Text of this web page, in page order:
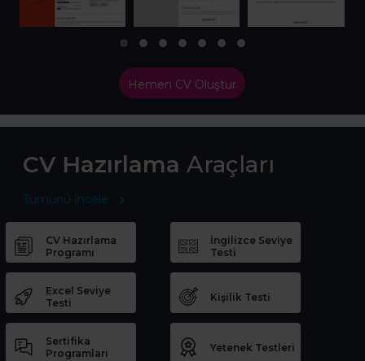
Hemen CV Oluştur
CV Hazırlama Araçları
Tümünü İncele
CV Hazırlama
Programı
İngilizce Seviye
Testi
Excel Seviye
Testi
Kişilik Testi
Sertifika
Programları
Yetenek Testleri